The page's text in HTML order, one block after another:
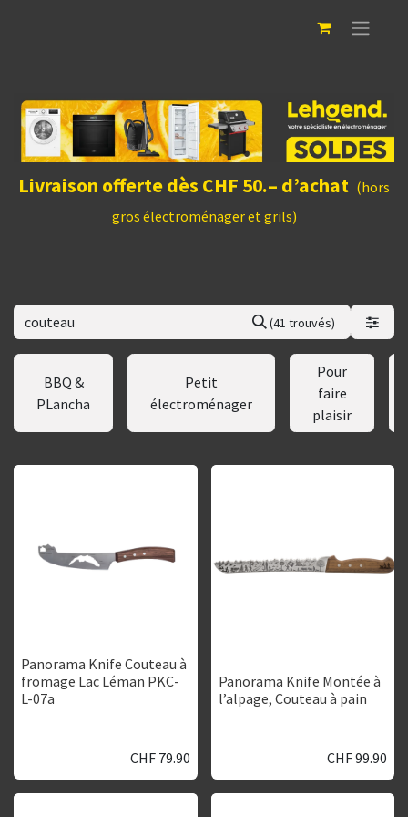
Livraison offerte dès CHF 50.– d’achat (hors
gros électroménager et grils)
(41 trouvés)
BBQ &
PLancha
Petit
électroménager
Pour
faire
plaisir
Panorama Knife Couteau à
fromage Lac Léman PKC-
L-07a
CHF 79.90
Panorama Knife Montée à
l’alpage, Couteau à pain
CHF99.90